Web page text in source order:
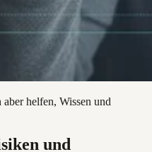
helfen, Wissen und
und